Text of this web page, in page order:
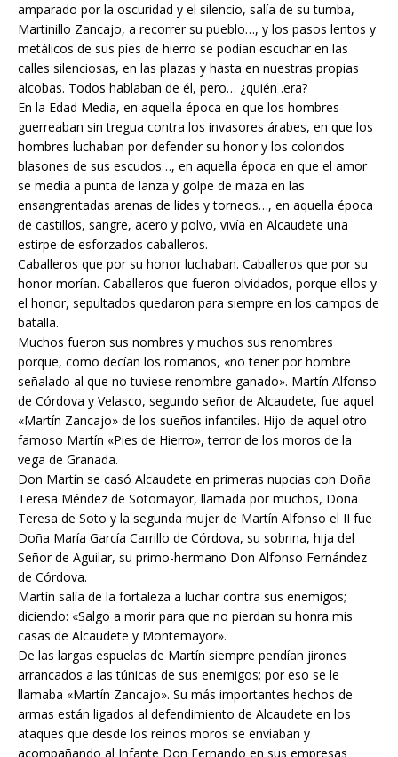
amparado por la oscuridad y el silencio, salía de su tumba,
Martinillo Zancajo, a recorrer su pueblo…, y los pasos lentos y
metálicos de sus píes de hierro se podían escuchar en las
calles silenciosas, en las plazas y hasta en nuestras propias
alcobas. Todos hablaban de él, pero… ¿quién .era?
En la Edad Media, en aquella época en que los hombres
guerreaban sin tregua contra los invasores árabes, en que los
hombres luchaban por defender su honor y los coloridos
blasones de sus escudos…, en aquella época en que el amor
se media a punta de lanza y golpe de maza en las
ensangrentadas arenas de lides y torneos…, en aquella época
de castillos, sangre, acero y polvo, vivía en Alcaudete una
estirpe de esforzados caballeros.
Caballeros que por su honor luchaban. Caballeros que por su
honor morían. Caballeros que fueron olvidados, porque ellos y
el honor, sepultados quedaron para siempre en los campos de
batalla.
Muchos fueron sus nombres y muchos sus renombres
porque, como decían los romanos, «no tener por hombre
señalado al que no tuviese renombre ganado». Martín Alfonso
de Córdova y Velasco, segundo señor de Alcaudete, fue aquel
«Martín Zancajo» de los sueños infantiles. Hijo de aquel otro
famoso Martín «Pies de Hierro», terror de los moros de la
vega de Granada.
Don Martín se casó Alcaudete en primeras nupcias con Doña
Teresa Méndez de Sotomayor, llamada por muchos, Doña
Teresa de Soto y la segunda mujer de Martín Alfonso el II fue
Doña María García Carrillo de Córdova, su sobrina, hija del
Señor de Aguilar, su primo-hermano Don Alfonso Fernández
de Córdova.
Martín salía de la fortaleza a luchar contra sus enemigos;
diciendo: «Salgo a morir para que no pierdan su honra mis
casas de Alcaudete y Montemayor».
De las largas espuelas de Martín siempre pendían jirones
arrancados a las túnicas de sus enemigos; por eso se le
llamaba «Martín Zancajo». Su más importantes hechos de
armas están ligados al defendimiento de Alcaudete en los
ataques que desde los reinos moros se enviaban y
acompañando al Infante Don Fernando en sus empresas